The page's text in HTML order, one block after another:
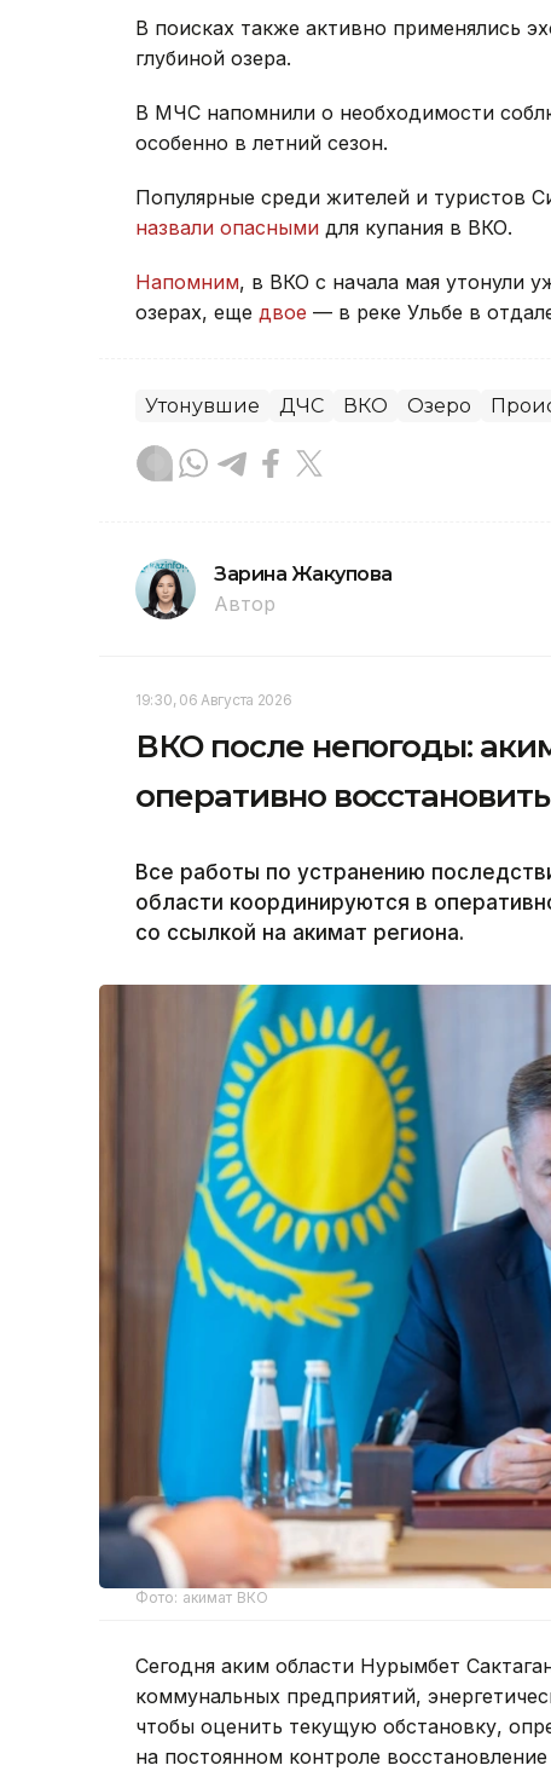
В поисках также активно применялись
глубиной озера.
В МЧС напомнили о необходимости
особенно в летний сезон.
Популярные среди жителей и туристов
назвали опасными для купания в ВКО.
Напомним, в ВКО с начала мая утонули
озерах, еще двое — в реке Ульбе в
Утонувшие ДЧС ВКО Озеро
Зарина Жакупова
Автор
19:30, 06 Августа 2026
ВКО после непогоды:
оперативно
Все работы по устранению
области координируются в
со ссылкой на акимат региона.
Фото: акимат ВКО
Сегодня аким области Нурымбет
коммунальных предприятий,
чтобы оценить текущую обстановку,
на постоянном контроле